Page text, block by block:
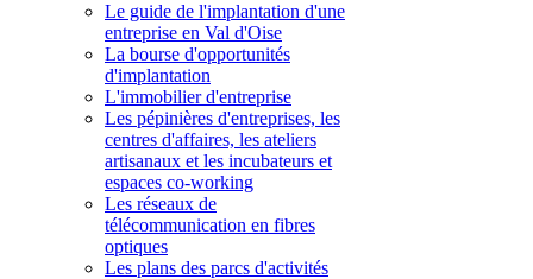
Le guide de l'implantation d'une
entreprise en Val d'Oise
La bourse d'opportunités
d'implantation
L'immobilier d'entreprise
Les pépinières d'entreprises, les
centres d'affaires, les ateliers
artisanaux et les incubateurs et
espaces co-working
Les réseaux de
télécommunication en fibres
optiques
Les plans des parcs d'activités